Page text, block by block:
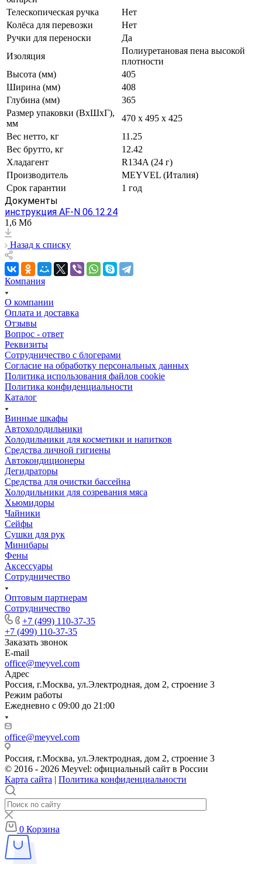
Телескопическая ручка
Нет
Колёса для перевозки
Нет
Ручки для переноски
Да
Изоляция
Полиуретановая пена высокой
плотности
Высота (мм)
405
Ширина (мм)
408
Глубина (мм)
365
Размер упаковки (ВxШxГ),
мм
470 х 495 х 425
Вес нетто, кг
11.25
Вес брутто, кг
12.42
Хладагент
R134A (24 г)
Производитель
MEYVEL (Италия)
Срок гарантии
1 год
Документы
инструкция AF-N 06.12.24
1,6 Мб
Назад к списку
Компания
О компании
Оплата и доставка
Отзывы
Вопрос - ответ
Реквизиты
Сотрудничество с блогерами
Согласие на обработку персональных данных
Политика использования файлов cookie
Политика конфиденциальности
Каталог
Винные шкафы
Автохолодильники
Холодильники для косметики и напитков
Cредства личной гигиены
Автокондиционеры
Дегидраторы
Средства для очистки бассейна
Холодильники для созревания мяса
Хьюмидоры
Чайники
Сейфы
Сушки для рук
Минибары
Фены
Аксессуары
Сотрудничество
Оптовым партнерам
Сотрудничество
+7 (499) 110-37-35
+7 (499) 110-37-35
Заказать звонок
E-mail
office@meyvel.com
Адрес
Россия, г.Москва, ул.Электродная, дом 2, строение 3
Режим работы
Ежедневно с 09:00 до 21:00
office@meyvel.com
Россия, г.Москва, ул.Электродная, дом 2, строение 3
© 2016 - 2026 Meyvel: официальный сайт в России
Карта сайта | Политика конфиденциальности
0 Корзина